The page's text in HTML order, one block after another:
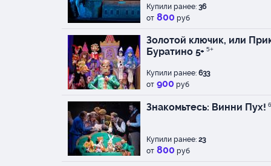
Купили ранее: 36
от 800 руб
Золотой ключик, или
Буратино 5+ 5+
Купили ранее: 633
от 900 руб
Знакомьтесь: Винни Пух!
Купили ранее: 23
от 800 руб